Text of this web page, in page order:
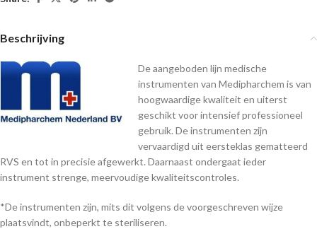
Beschrijving
De aangeboden lijn medische
instrumenten van Medipharchem is van
hoogwaardige kwaliteit en uiterst
geschikt voor intensief professioneel
gebruik. De instrumenten zijn
vervaardigd uit eersteklas gematteerd
RVS en tot in precisie afgewerkt. Daarnaast ondergaat ieder
instrument strenge, meervoudige kwaliteitscontroles.
*De instrumenten zijn, mits dit volgens de voorgeschreven wijze
plaatsvindt, onbeperkt te steriliseren.